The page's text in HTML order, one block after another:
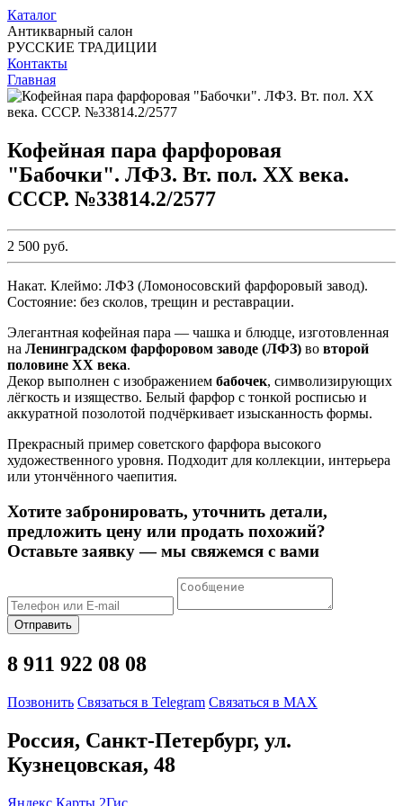
Каталог
Антикварный салон
РУССКИЕ ТРАДИЦИИ
Контакты
Главная
Кофейная пара фарфоровая
"Бабочки". ЛФЗ. Вт. пол. ХХ века.
СССР. №33814.2/2577
2 500 руб.
Накат. Клеймо: ЛФЗ (Ломоносовский фарфоровый завод).
Состояние: без сколов, трещин и реставрации.
Элегантная кофейная пара — чашка и блюдце, изготовленная
на Ленинградском фарфоровом заводе (ЛФЗ) во второй
половине XX века.
Декор выполнен с изображением бабочек, символизирующих
лёгкость и изящество. Белый фарфор с тонкой росписью и
аккуратной позолотой подчёркивает изысканность формы.
Прекрасный пример советского фарфора высокого
художественного уровня. Подходит для коллекции, интерьера
или утончённого чаепития.
Хотите забронировать, уточнить детали,
предложить цену или продать похожий?
Оставьте заявку — мы свяжемся с вами
Отправить
8 911 922 08 08
Позвонить Связаться в Telegram Связаться в MAX
Россия, Санкт-Петербург, ул.
Кузнецовская, 48
Яндекс.Карты 2Гис